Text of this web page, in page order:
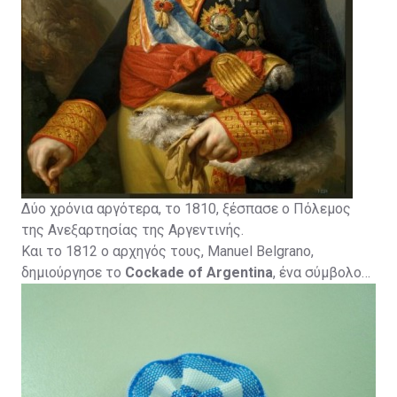
Δύο χρόνια αργότερα, το 1810, ξέσπασε ο Πόλεμος
της Ανεξαρτησίας της Αργεντινής.
Και το 1812 ο αρχηγός τους, Manuel Belgrano,
δημιούργησε το Cockade of Argentina, ένα σύμβολο
προηγουμένως συνδέονταν με την εξέγερση της
Αργεντινής από την ισπανική κυριαρχία υπό τον Ιωσήφ